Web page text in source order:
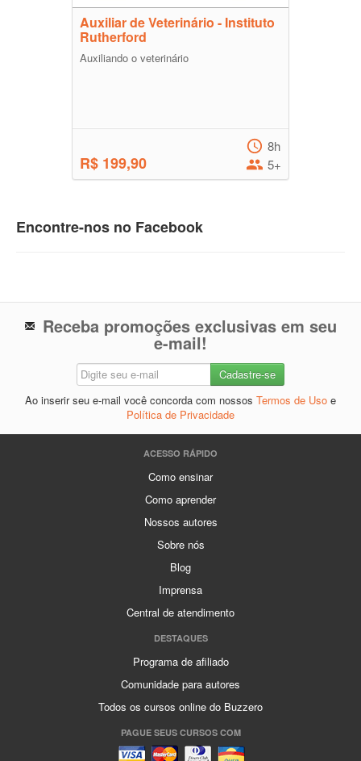
Auxiliar de Veterinário - Instituto
Rutherford
Auxiliando o veterinário
R$ 199,90
8h
5+
Encontre-nos no Facebook
Receba promoções exclusivas em seu
e-mail!
Ao inserir seu e-mail você concorda com nossos Termos de Uso e
Política de Privacidade
ACESSO RÁPIDO
Como ensinar
Como aprender
Nossos autores
Sobre nós
Blog
Imprensa
Central de atendimento
DESTAQUES
Programa de afiliado
Comunidade para autores
Todos os cursos online do Buzzero
PAGUE SEUS CURSOS COM